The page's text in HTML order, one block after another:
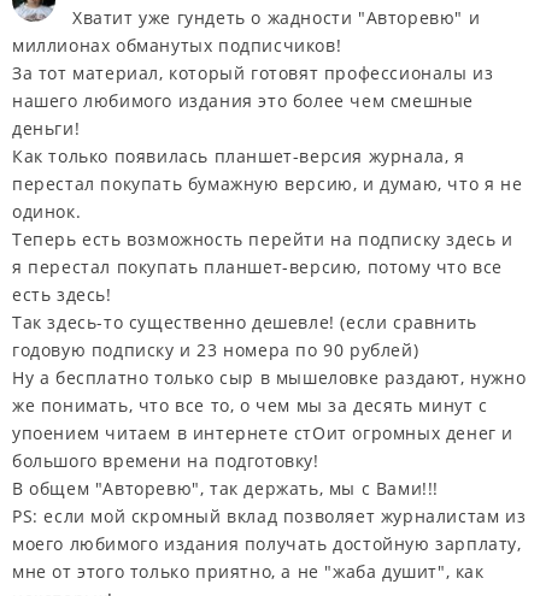
Хватит уже гундеть о жадности "Авторевю" и
миллионах обманутых подписчиков!
За тот материал, который готовят профессионалы из
нашего любимого издания это более чем смешные
деньги!
Как только появилась планшет-версия журнала, я
перестал покупать бумажную версию, и думаю, что я не
одинок.
Теперь есть возможность перейти на подписку здесь и
я перестал покупать планшет-версию, потому что все
есть здесь!
Так здесь-то существенно дешевле! (если сравнить
годовую подписку и 23 номера по 90 рублей)
Ну а бесплатно только сыр в мышеловке раздают, нужно
же понимать, что все то, о чем мы за десять минут с
упоением читаем в интернете стОит огромных денег и
большого времени на подготовку!
В общем "Авторевю", так держать, мы с Вами!!!
PS: если мой скромный вклад позволяет журналистам из
моего любимого издания получать достойную зарплату,
мне от этого только приятно, а не "жаба душит", как